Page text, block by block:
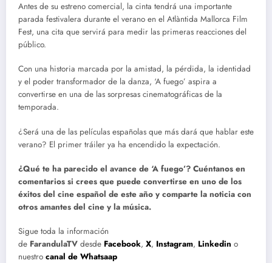
Antes de su estreno comercial, la cinta tendrá una importante
parada festivalera durante el verano en el Atlàntida Mallorca Film
Fest, una cita que servirá para medir las primeras reacciones del
público.
Con una historia marcada por la amistad, la pérdida, la identidad
y el poder transformador de la danza, ‘A fuego’ aspira a
convertirse en una de las sorpresas cinematográficas de la
temporada.
¿Será una de las películas españolas que más dará que hablar este
verano? El primer tráiler ya ha encendido la expectación.
¿Qué te ha parecido el avance de ‘A fuego’? Cuéntanos en
comentarios si crees que puede convertirse en uno de los
éxitos del cine español de este año y comparte la noticia con
otros amantes del cine y la música.
Sigue toda la información
de FarandulaTV desde Facebook, X, Instagram, Linkedin o
nuestro canal de Whatsaap